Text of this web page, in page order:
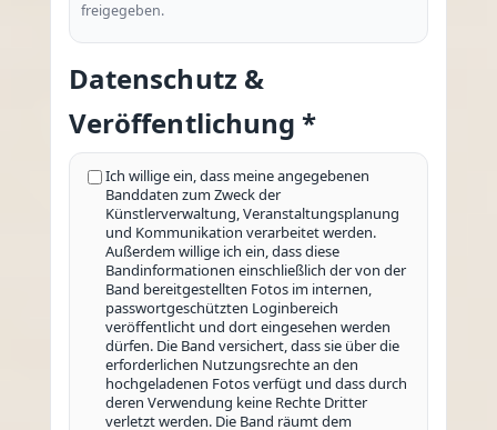
freigegeben.
Datenschutz &
Veröffentlichung *
Ich willige ein, dass meine angegebenen
Banddaten zum Zweck der
Künstlerverwaltung, Veranstaltungsplanung
und Kommunikation verarbeitet werden.
Außerdem willige ich ein, dass diese
Bandinformationen einschließlich der von der
Band bereitgestellten Fotos im internen,
passwortgeschützten Loginbereich
veröffentlicht und dort eingesehen werden
dürfen. Die Band versichert, dass sie über die
erforderlichen Nutzungsrechte an den
hochgeladenen Fotos verfügt und dass durch
deren Verwendung keine Rechte Dritter
verletzt werden. Die Band räumt dem